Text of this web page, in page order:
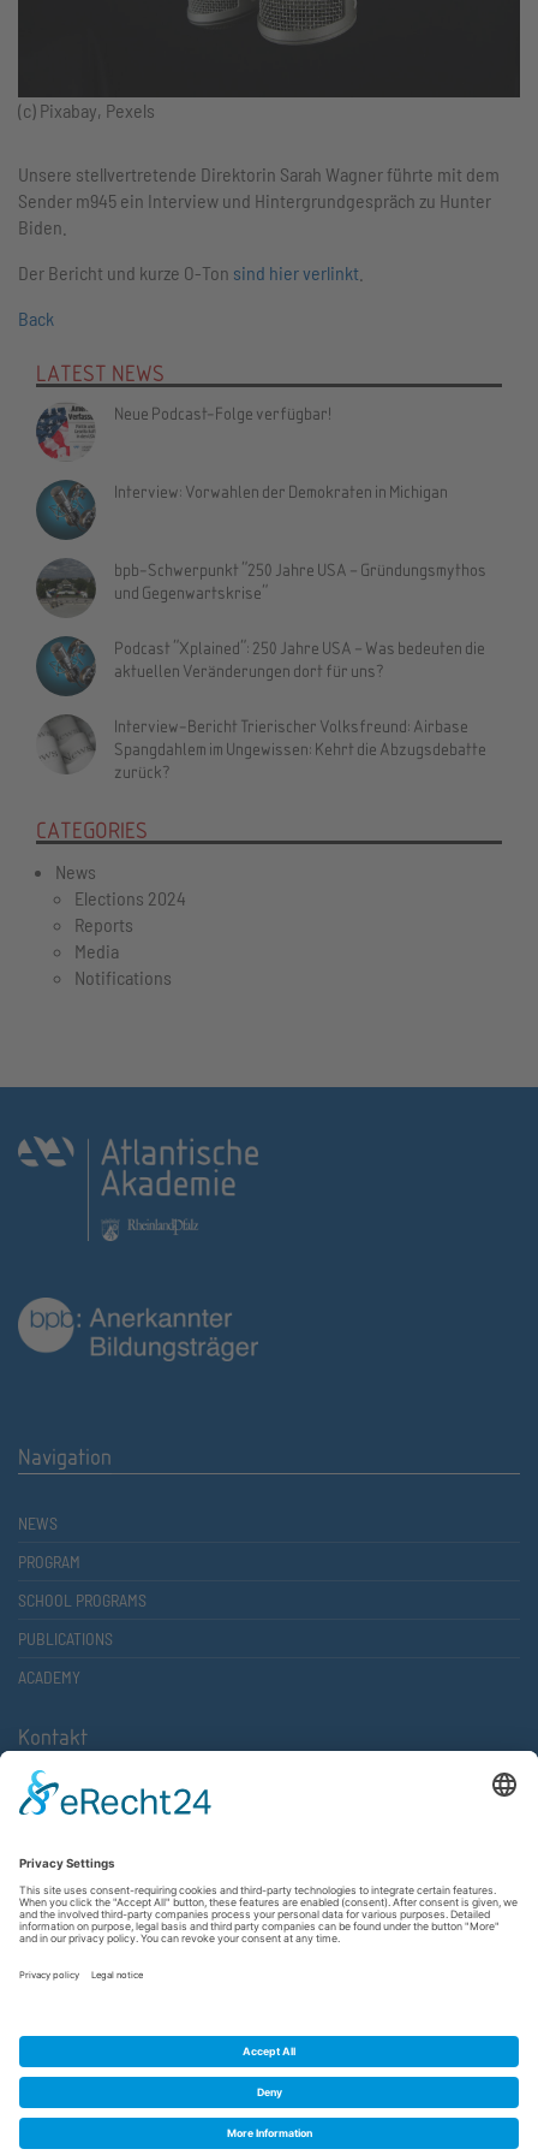
(c) Pixabay, Pexels
Unsere stellvertretende Direktorin Sarah Wagner führte mit dem
Sender m945 ein Interview und Hintergrundgespräch zu Hunter
Biden.
Der Bericht und kurze O-Ton sind hier verlinkt
Back
LATEST NEWS
Neue Podcast-Folge verfügbar!
Interview: Vorwahlen der Demokraten in Michigan
bpb-Schwerpunkt "250 Jahre USA – Gründungsmythos
und Gegenwartskrise"
Podcast "Xplained": 250 Jahre USA – Was bedeuten die
aktuellen Veränderungen dort für uns?
Interview-Bericht Trierischer Volksfreund: Airbase
Spangdahlem im Ungewissen: Kehrt die Abzugsdebatte
zurück?
CATEGORIES
News
Elections 2024
Reports
Media
Notifications
Navigation
NEWS
PROGRAM
SCHOOL PROGRAMS
PUBLICATIONS
ACADEMY
Kontakt
Atlantische Akademie Rheinland-Pfalz e.V.
67657 Kaiserslautern
FON 0631 36610-0
FAX 0631 36610-15
©2026 Atlantische Akademie Rheinland-Pfalz e. V. |
Terms and Conditions
Cookie settings